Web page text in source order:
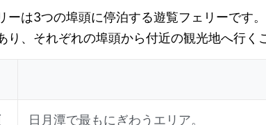
ーは3つの埠頭に停泊する遊覧フェリーです
り、それぞれの埠頭から付近の観光地へ行く
日月潭で最もにぎわうエリア。